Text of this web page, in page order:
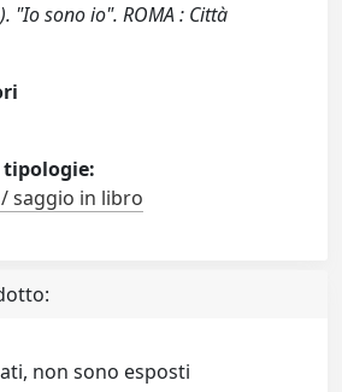
"Io sono io". ROMA : Città
tipologie:
saggio in libro
non sono esposti